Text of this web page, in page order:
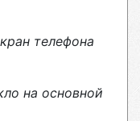
телефона
на основной